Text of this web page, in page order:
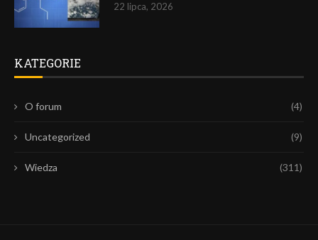
22 lipca, 2026
KATEGORIE
O forum (4)
Uncategorized (9)
Wiedza (311)